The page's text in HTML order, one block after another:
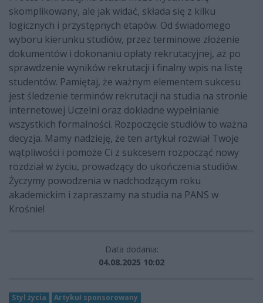
skomplikowany, ale jak widać, składa się z kilku
logicznych i przystępnych etapów. Od świadomego
wyboru kierunku studiów, przez terminowe złożenie
dokumentów i dokonaniu opłaty rekrutacyjnej, aż po
sprawdzenie wyników rekrutacji i finalny wpis na listę
studentów. Pamiętaj, że ważnym elementem sukcesu
jest śledzenie terminów rekrutacji na studia na stronie
internetowej Uczelni oraz dokładne wypełnianie
wszystkich formalności. Rozpoczęcie studiów to ważna
decyzja. Mamy nadzieję, że ten artykuł rozwiał Twoje
wątpliwości i pomoże Ci z sukcesem rozpocząć nowy
rozdział w życiu, prowadzący do ukończenia studiów.
Życzymy powodzenia w nadchodzącym roku
akademickim i zapraszamy na studia na PANS w
Krośnie!
Data dodania:
04.08.2025 10:02
Styl życia Artykuł sponsorowany